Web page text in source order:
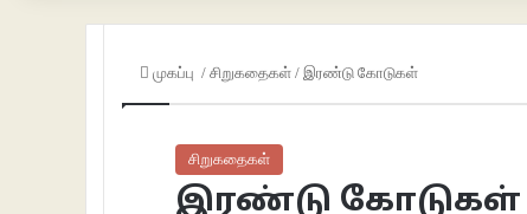
முகப்பு / சிறுகதைகள் / இரண்டு கோடுகள்
சிறுகதைகள்
இரண்டு கோடுகள்